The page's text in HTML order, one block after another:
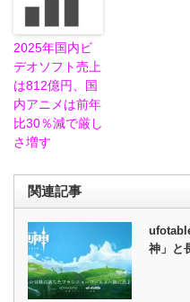
2025年国内ビ
デオソフト売上
は812億円、国
内アニメは前年
比30％減で厳し
さ増す
関連記事
神」と